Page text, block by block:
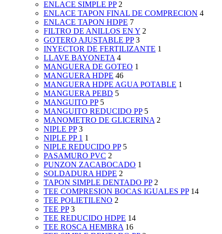
ENLACE SIMPLE PP 2
ENLACE TAPON FINAL DE COMPRECION 4
ENLACE TAPON HDPE 7
FILTRO DE ANILLOS EN Y 2
GOTERO AJUSTABLE PP 3
INYECTOR DE FERTILIZANTE 1
LLAVE BAYONETA 4
MANGUERA DE GOTEO 1
MANGUERA HDPE 46
MANGUERA HDPE AGUA POTABLE 1
MANGUERA PEBD 5
MANGUITO PP 5
MANGUITO REDUCIDO PP 5
MANOMETRO DE GLICERINA 2
NIPLE PP 3
NIPLE PP 1 1
NIPLE REDUCIDO PP 5
PASAMURO PVC 2
PUNZON ZACABOCADO 1
SOLDADURA HDPE 2
TAPON SIMPLE DENTADO PP 2
TEE COMPRESION BOCAS IGUALES PP 14
TEE POLIETILENO 2
TEE PP 3
TEE REDUCIDO HDPE 14
TEE ROSCA HEMBRA 16